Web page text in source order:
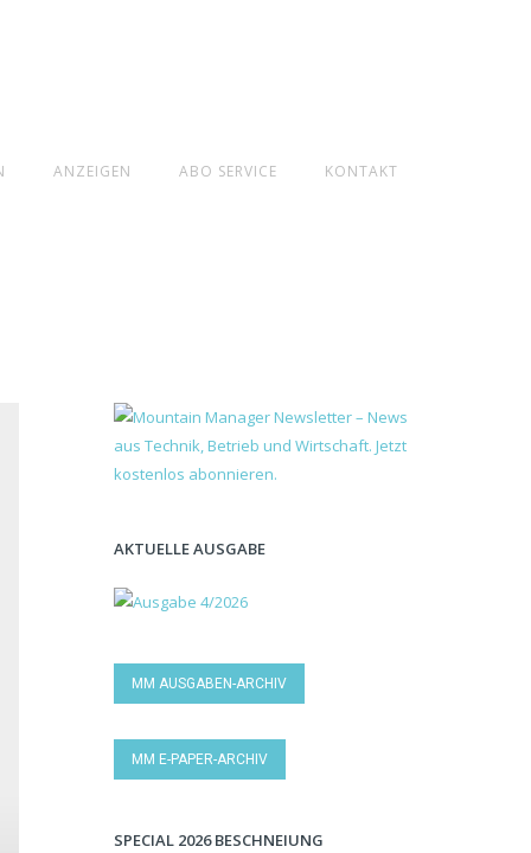
ANZEIGEN ABO SERVICE KONTAKT
AKTUELLE AUSGABE
MM AUSGABEN-ARCHIV
MM E-PAPER-ARCHIV
SPECIAL 2026 BESCHNEIUNG